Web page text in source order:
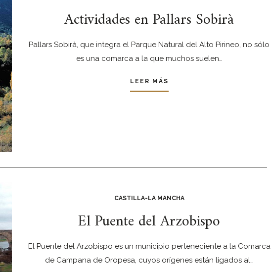
Actividades en Pallars Sobirà
Pallars Sobirà, que integra el Parque Natural del Alto Pirineo, no sólo
es una comarca a la que muchos suelen…
LEER MÁS
CASTILLA-LA MANCHA
El Puente del Arzobispo
El Puente del Arzobispo es un municipio perteneciente a la Comarca
de Campana de Oropesa, cuyos orígenes están ligados al…